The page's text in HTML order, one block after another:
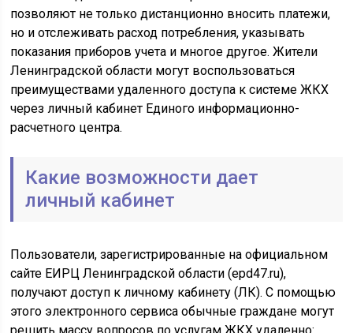
позволяют не только дистанционно вносить платежи,
но и отслеживать расход потребления, указывать
показания приборов учета и многое другое. Жители
Ленинградской области могут воспользоваться
преимуществами удаленного доступа к системе ЖКХ
через личный кабинет Единого информационно-
расчетного центра.
Какие возможности дает
личный кабинет
Пользователи, зарегистрированные на официальном
сайте ЕИРЦ Ленинградской области (epd47.ru),
получают доступ к личному кабинету (ЛК). С помощью
этого электронного сервиса обычные граждане могут